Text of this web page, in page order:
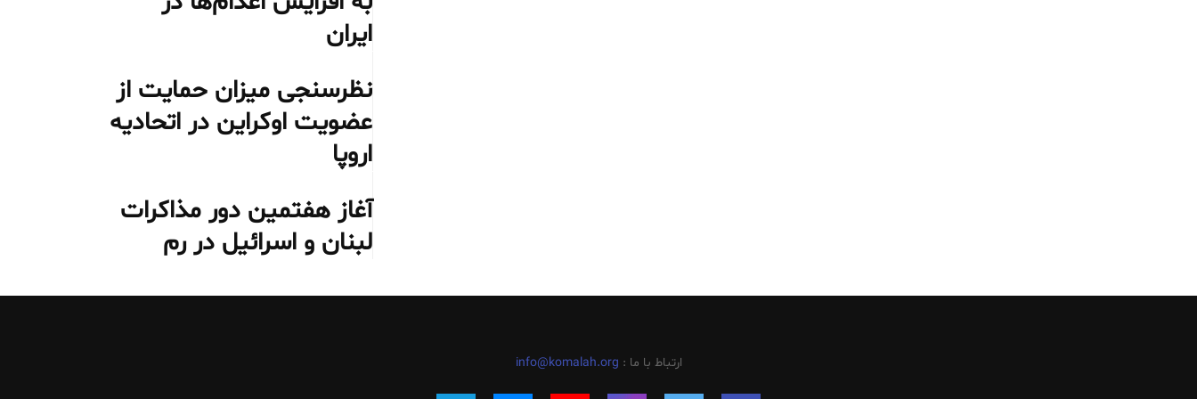
ایران
نظرسنجی میزان حمایت از
عضویت اوکراین در اتحادیه
اروپا
آغاز هفتمین دور مذاکرات
لبنان و اسرائیل در رم
ارتباط با ما : info@komalah.org